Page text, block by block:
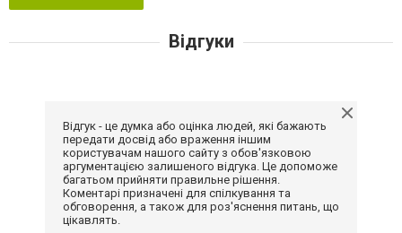
Відгуки
Відгук - це думка або оцінка людей, які бажають
передати досвід або враження іншим
користувачам нашого сайту з обов'язковою
аргументацією залишеного відгука. Це допоможе
багатьом прийняти правильне рішення.
Коментарі призначені для спілкування та
обговорення, а також для роз'яснення питань, що
цікавлять.